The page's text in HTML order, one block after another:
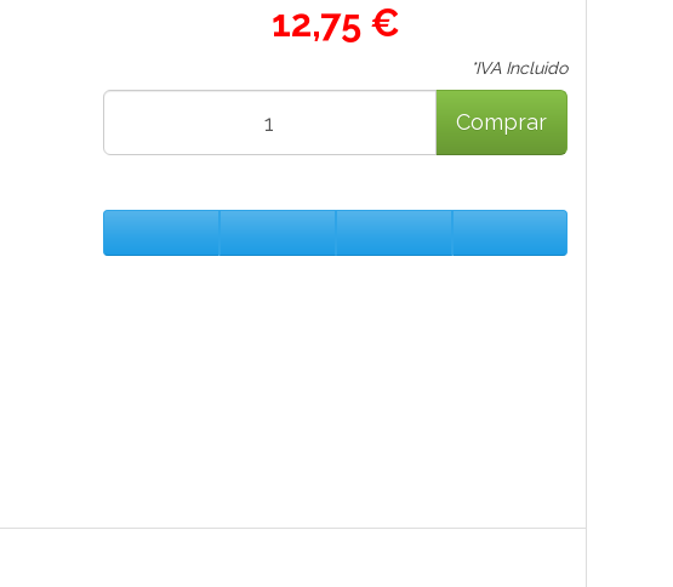
12,75 €
*IVA Incluido
Comprar